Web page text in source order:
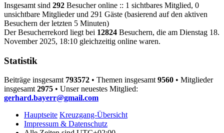
Insgesamt sind 292 Besucher online :: 1 sichtbares Mitglied, 0
unsichtbare Mitglieder und 291 Gäste (basierend auf den aktiven
Besuchern der letzten 5 Minuten)
Der Besucherrekord liegt bei 12824 Besuchern, die am Dienstag 18.
November 2025, 18:10 gleichzeitig online waren.
Statistik
Beiträge insgesamt 793572 • Themen insgesamt 9560 • Mitglieder
insgesamt 2975 • Unser neuestes Mitglied:
gerhard.bayerr@gmail.com
Hauptseite Kreuzgang-Übersicht
Impressum & Datenschutz